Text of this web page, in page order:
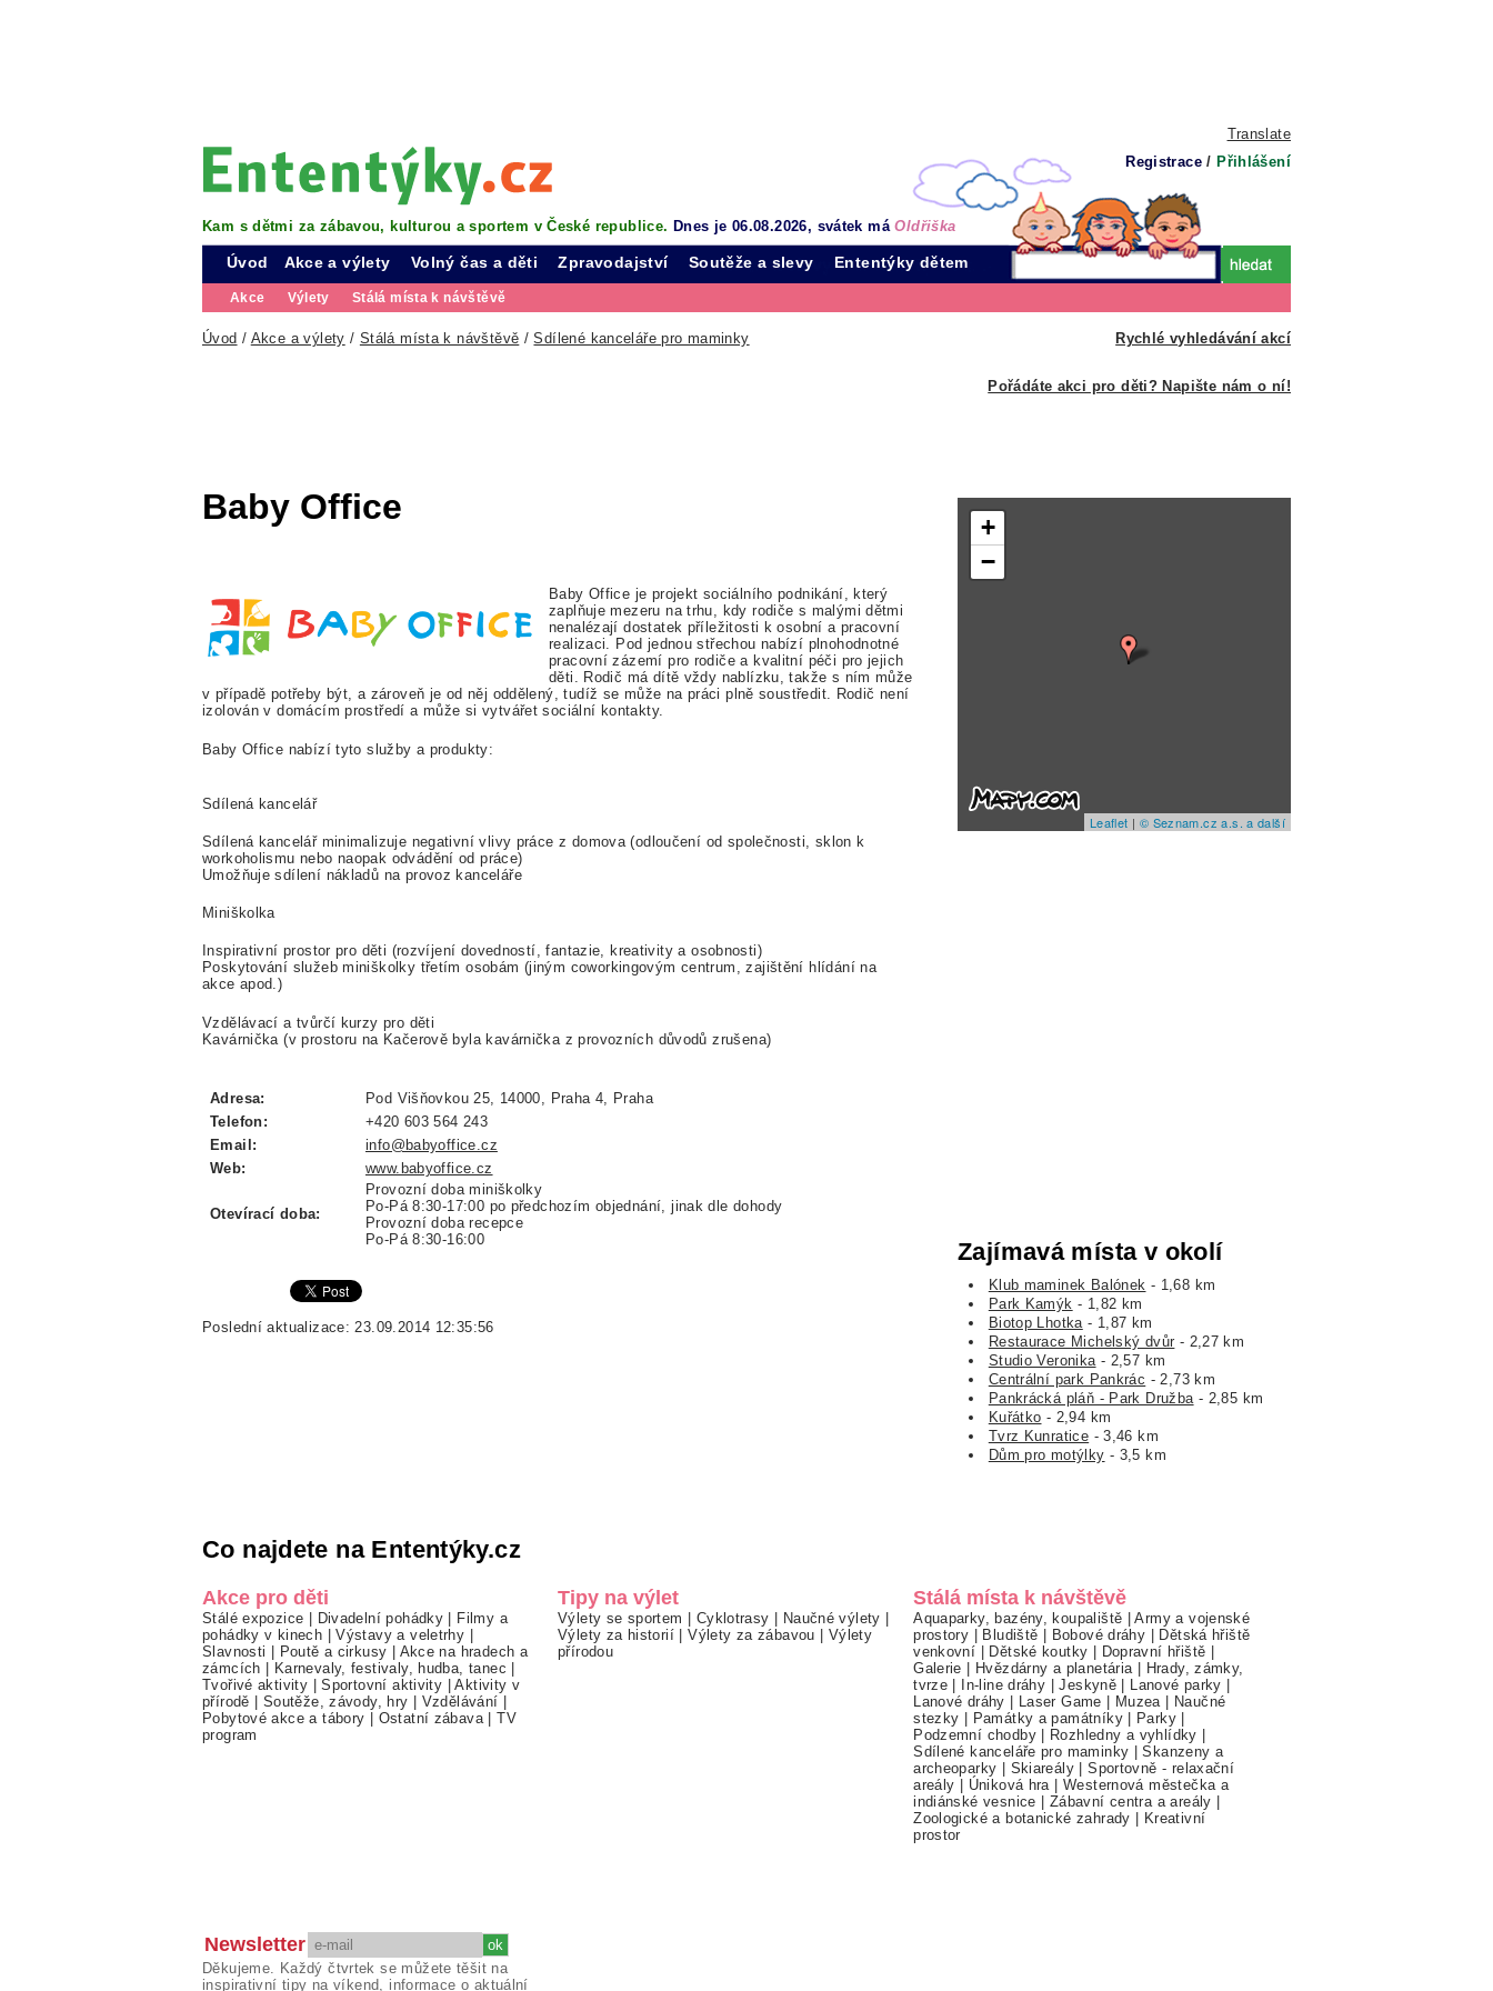
Translate
Registrace / Přihlášení
Kam s dětmi za zábavou, kulturou a sportem v České republice. Dnes je 06.08.2026, svátek máOldřiška
Úvod Akce a výlety
Akce Výlety Stálá místa k návštěvě
Volný čas a děti Zpravodajství Soutěže a slevy Ententýky dětem
Rychlé vyhledávání akcí
Úvod / Akce a výlety / Stálá místa k návštěvě /Sdílené kanceláře pro maminky
Pořádáte akci pro děti? Napište nám o ní!
Baby Office
Baby Office je projekt sociálního podnikání, který
zaplňuje mezeru na trhu, kdy rodiče s malými dětmi
nenalézají dostatek příležitosti k osobní a pracovní
realizaci. Pod jednou střechou nabízí plnohodnotné
pracovní zázemí pro rodiče a kvalitní péči pro jejich
děti. Rodič má dítě vždy nablízku, takže s ním může
v případě potřeby být, a zároveň je od něj oddělený, tudíž se může na práci plně soustředit. Rodič není
izolován v domácím prostředí a může si vytvářet sociální kontakty.
Baby Office nabízí tyto služby a produkty:
Sdílená kancelář
Sdílená kancelář minimalizuje negativní vlivy práce z domova (odloučení od společnosti, sklon k
workoholismu nebo naopak odvádění od práce)
Umožňuje sdílení nákladů na provoz kanceláře
Miniškolka
Inspirativní prostor pro děti (rozvíjení dovedností, fantazie, kreativity a osobnosti)
Poskytování služeb miniškolky třetím osobám (jiným coworkingovým centrum, zajištění hlídání na
akce apod.)
Vzdělávací a tvůrčí kurzy pro děti
Kavárnička (v prostoru na Kačerově byla kavárnička z provozních důvodů zrušena)
Adresa:
Pod Višňovkou 25, 14000, Praha 4, Praha
Telefon:
+420 603 564 243
Email:
info@babyoffice.cz
Web:
www.babyoffice.cz
Otevírací doba:
Provozní doba miniškolky
Po-Pá 8:30-17:00 po předchozím objednání, jinak dle dohody
Provozní doba recepce
Po-Pá 8:30-16:00
Poslední aktualizace: 23.09.2014 12:35:56
+
−
Leaflet | © Seznam.cz a.s. a další
Zajímavá místa v okolí
Klub maminek Balónek - 1,68 km
Park Kamýk - 1,82 km
Biotop Lhotka- 1,87 km
Restaurace Michelský dvůr - 2,27 km
Studio Veronika- 2,57 km
Centrální park Pankrác - 2,73 km
Pankrácká pláň - Park Družba- 2,85 km
Kuřátko - 2,94 km
Tvrz Kunratice - 3,46 km
Dům pro motýlky - 3,5 km
Co najdete na Ententýky.cz
Akce pro děti
Stálé expozice | Divadelní pohádky | Filmy a
pohádky v kinech |Výstavy a veletrhy |
Slavnosti | Poutě a cirkusy | Akce na hradech a
zámcích | Karnevaly, festivaly, hudba, tanec |
Tvořivé aktivity |Sportovní aktivity |Aktivity v
přírodě | Soutěže, závody, hry | Vzdělávání |
Pobytové akce a tábory | Ostatní zábava |TV
program
Tipy na výlet
Výlety se sportem | Cyklotrasy | Naučné výlety |
Výlety za historií |Výlety za zábavou | Výlety
přírodou
Stálá místa k návštěvě
Aquaparky, bazény, koupaliště |Army a vojenské
prostory | Bludiště | Bobové dráhy | Dětská hřiště
venkovní | Dětské koutky | Dopravní hřiště |
Galerie | Hvězdárny a planetária | Hrady, zámky,
tvrze | In-line dráhy |Jeskyně | Lanové parky |
Lanové dráhy | Laser Game | Muzea | Naučné
stezky | Památky a památníky| Parky |
Podzemní chodby| Rozhledny a vyhlídky |
Sdílené kanceláře pro maminky |Skanzeny a
archeoparky | Skiareály |Sportovně - relaxační
areály | Úniková hra |Westernová městečka a
indiánské vesnice | Zábavní centra a areály |
Zoologické a botanické zahrady | Kreativní
prostor
Newsletter
Děkujeme. Každý čtvrtek se můžete těšit na
inspirativní tipy na víkend, informace o aktuální